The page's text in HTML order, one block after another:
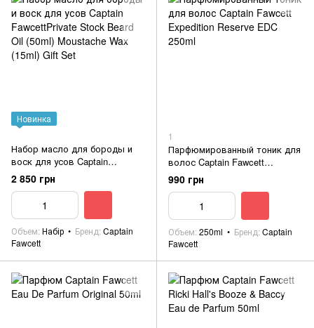
Новинка
Набор масло для бороды и
воск для усов Captain
FawcettPrivate Stock Beard Oil
(50ml) Moustache Wax (15ml)
2 850 грн
Объем Набір Бренд Captain
Fawcett
1
Парфюмированный тоник для
волос Captain Fawcett
Expedition Reserve EDC 250ml
990 грн
Объем 250ml Бренд Captain
Fawcett